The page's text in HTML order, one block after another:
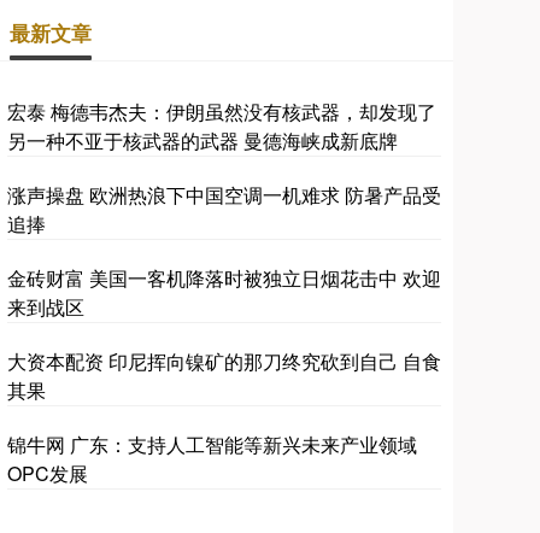
最新文章
宏泰 梅德韦杰夫：伊朗虽然没有核武器，却发现了
另一种不亚于核武器的武器 曼德海峡成新底牌
涨声操盘 欧洲热浪下中国空调一机难求 防暑产品受
追捧
金砖财富 美国一客机降落时被独立日烟花击中 欢迎
来到战区
大资本配资 印尼挥向镍矿的那刀终究砍到自己 自食
其果
锦牛网 广东：支持人工智能等新兴未来产业领域
OPC发展